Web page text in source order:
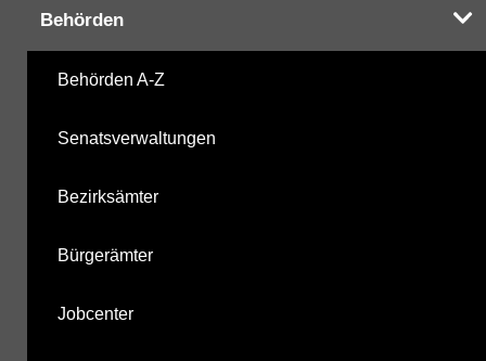
Behörden
Behörden A-Z
Senatsverwaltungen
Bezirksämter
Bürgerämter
Jobcenter